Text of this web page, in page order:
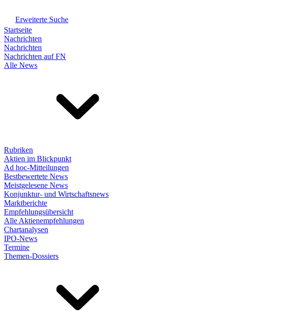
Erweiterte Suche
Startseite
Nachrichten
Nachrichten
Nachrichten auf FN
Alle News
Rubriken
Aktien im Blickpunkt
Ad hoc-Mitteilungen
Bestbewertete News
Meistgelesene News
Konjunktur- und Wirtschaftsnews
Marktberichte
Empfehlungsübersicht
Alle Aktienempfehlungen
Chartanalysen
IPO-News
Termine
Themen-Dossiers